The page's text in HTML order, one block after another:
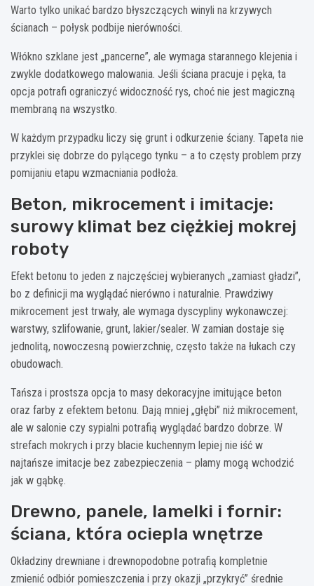
Warto tylko unikać bardzo błyszczących winyli na krzywych
ścianach – połysk podbije nierówności.
Włókno szklane jest „pancerne”, ale wymaga starannego klejenia i
zwykle dodatkowego malowania. Jeśli ściana pracuje i pęka, ta
opcja potrafi ograniczyć widoczność rys, choć nie jest magiczną
membraną na wszystko.
W każdym przypadku liczy się grunt i odkurzenie ściany. Tapeta nie
przyklei się dobrze do pylącego tynku – a to częsty problem przy
pomijaniu etapu wzmacniania podłoża.
Beton, mikrocement i imitacje:
surowy klimat bez ciężkiej mokrej
roboty
Efekt betonu to jeden z najczęściej wybieranych „zamiast gładzi”,
bo z definicji ma wyglądać nierówno i naturalnie. Prawdziwy
mikrocement jest trwały, ale wymaga dyscypliny wykonawczej:
warstwy, szlifowanie, grunt, lakier/sealer. W zamian dostaje się
jednolitą, nowoczesną powierzchnię, często także na łukach czy
obudowach.
Tańsza i prostsza opcja to masy dekoracyjne imitujące beton
oraz farby z efektem betonu. Dają mniej „głębi” niż mikrocement,
ale w salonie czy sypialni potrafią wyglądać bardzo dobrze. W
strefach mokrych i przy blacie kuchennym lepiej nie iść w
najtańsze imitacje bez zabezpieczenia – plamy mogą wchodzić
jak w gąbkę.
Drewno, panele, lamelki i fornir:
ściana, która ociepla wnętrze
Okładziny drewniane i drewnopodobne potrafią kompletnie
zmienić odbiór pomieszczenia i przy okazji „przykryć” średnie